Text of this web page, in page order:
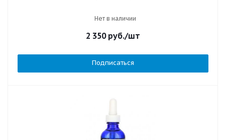
Нет в наличии
2 350руб./шт
Подписаться